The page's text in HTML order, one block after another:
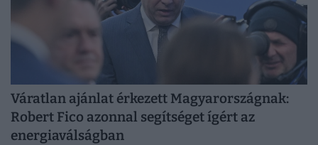
Váratlan ajánlat érkezett Magyarországnak:
Robert Fico azonnal segítséget ígért az
energiaválságban